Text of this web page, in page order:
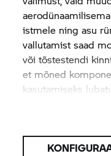
istmele ning asu
vallutamist saad
või tõstestendi
et mõned
kasutamiseks